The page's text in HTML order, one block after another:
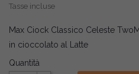
Tasse incluse
Max Ciock Classico Celeste
in cioccolato al Latte
Quantità